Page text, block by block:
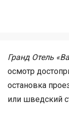
Гранд Отель
осмотр
остановка
или шведский